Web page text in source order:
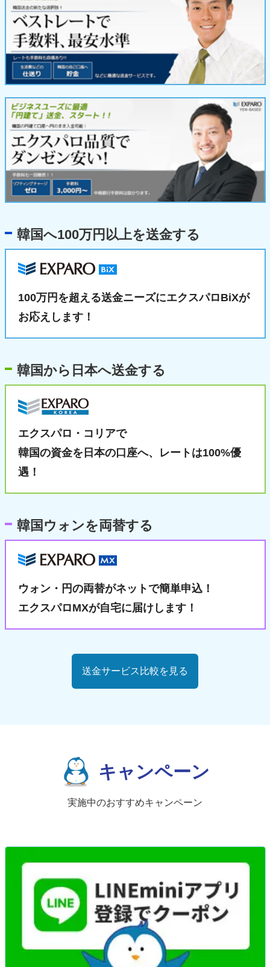
韓国へ100万円以上を送金する
100万円を超える送金ニーズにエクスパロBiXが
お応えします！
韓国から日本へ送金する
エクスパロ・コリアで
韓国の資金を日本の口座へ、
レートは100%優
遇！
韓国ウォンを両替する
ウォン・円の両替がネットで簡単申込！
エクスパロMXが自宅に届けします！
送金サービス比較を見る
キャンペーン
実施中のおすすめキャンペーン